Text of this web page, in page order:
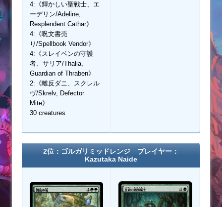
4:《輝かしい聖戦士、エ
ーデリン/Adeline,
Resplendent Cathar》
4:《呪文書売
り/Spellbook Vendor》
4:《スレイベンの守護
者、サリア/Thalia,
Guardian of Thraben》
2:《離反ダニ、スクレル
ヴ/Skrelv, Defector
Mite》
30 creatures
2位：ゴルガリミッドレンジ プレイヤー：
Kazutaka Naide